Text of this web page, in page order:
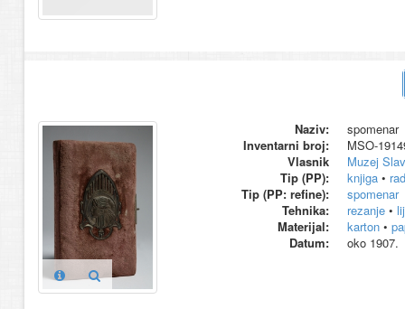
Naziv:
spomenar
Inventarni broj:
MSO-
Vlasnik
Muzej
Tip (PP):
knjiga•
Tip (PP: refine):
spomenar
Tehnika:
rezanje•
Materijal:
karton•
Datum:
oko 1907.